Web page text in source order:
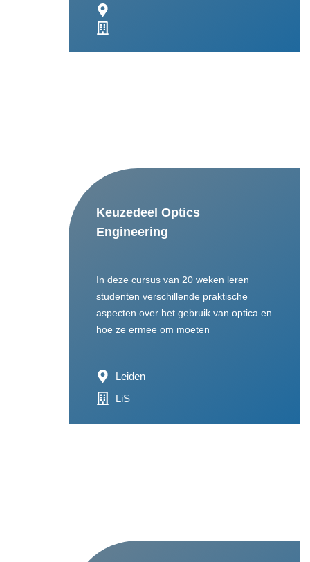
Keuzedeel Optics
Engineering
In deze cursus van 20 weken leren
studenten verschillende praktische
aspecten over het gebruik van optica en
hoe ze ermee om moeten
Leiden
LiS